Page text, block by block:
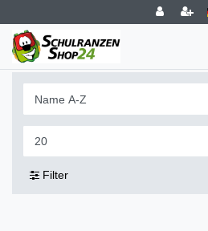
Filter